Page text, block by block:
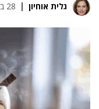
גלית אוחיון 28 במאי 2025